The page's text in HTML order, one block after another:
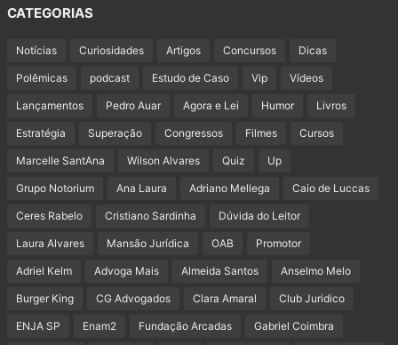
CATEGORIAS
Notícias Curiosidades Artigos Concursos Dicas
Polêmicas podcast Estudo de Caso Vip Vídeos
Lançamentos Pedro Auar Agora e Lei Humor Livros
Estratégia Superação Congressos Filmes Cursos
Marcelle SantAna Wilson Alvares Quiz Up
Grupo Notorium Ana Laura Adriano Mellega Caio de Luccas
Ceres Rabelo Cristiano Sardinha Dúvida do Leitor
Laura Alvares Mansão Jurídica OAB Promotor
Adriel Kelm Advoga Mais Almeida Santos Anselmo Melo
Burger King CG Advogados Clara Amaral Club Juridico
ENJA SP Enam2 Fundação Arcadas Gabriel Coimbra